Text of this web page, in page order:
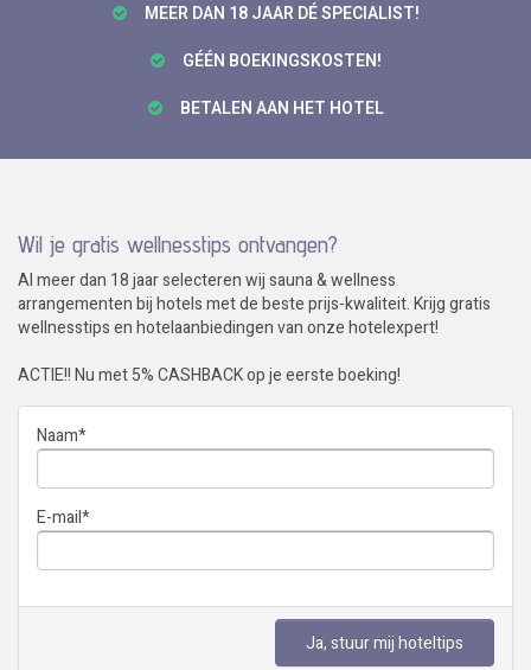
MEER DAN 18 JAAR DÉ SPECIALIST!
GÉÉN BOEKINGSKOSTEN!
BETALEN AAN HET HOTEL
Wil je gratis wellnesstips ontvangen?
Al meer dan 18 jaar selecteren wij sauna & wellness
arrangementen bij hotels met de beste prijs-kwaliteit. Krijg gratis
wellnesstips en hotelaanbiedingen van onze hotelexpert!
ACTIE!! Nu met 5% CASHBACK op je eerste boeking!
Naam*
E-mail*
Ja, stuur mij hoteltips